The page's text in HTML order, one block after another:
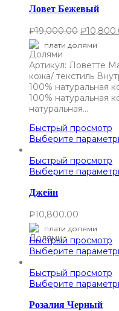
Ловет Бежевый
₽19,000.00 ₽
плати долями
Артикул: Ловетте
кожа/ текстиль
100% натуральная
100% натуральная
натуральная…
Быстрый просмотр
Выберите
Быстрый просмотр
Выберите
Джейн
₽10,800.00
плати долями
Быстрый просмотр
Выберите
Быстрый просмотр
Выберите
Розалия Черный